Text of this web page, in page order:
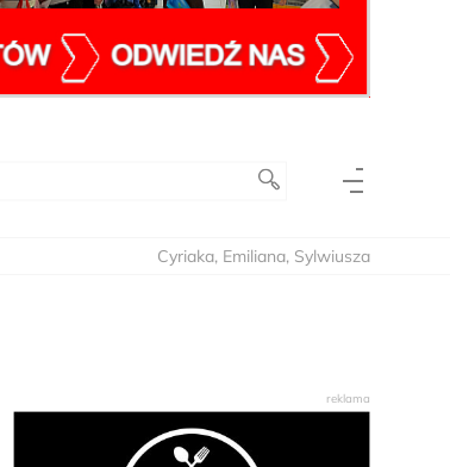
Cyriaka, Emiliana, Sylwiusza